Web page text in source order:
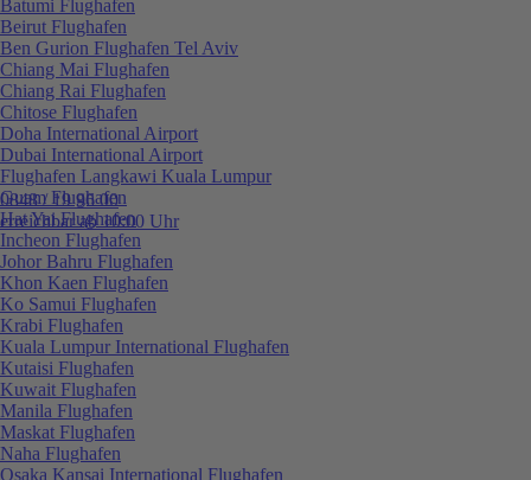
0848 / 19 96 00
erreichbar ab 10:00 Uhr
Batumi Flughafen
Beirut Flughafen
Ben Gurion Flughafen Tel Aviv
Chiang Mai Flughafen
Chiang Rai Flughafen
Chitose Flughafen
Doha International Airport
Dubai International Airport
Flughafen Langkawi Kuala Lumpur
Guam Flughafen
Hat Yai Flughafen
Incheon Flughafen
Johor Bahru Flughafen
Khon Kaen Flughafen
Ko Samui Flughafen
Krabi Flughafen
Kuala Lumpur International Flughafen
Kutaisi Flughafen
Kuwait Flughafen
Manila Flughafen
Maskat Flughafen
Naha Flughafen
Osaka Kansai International Flughafen